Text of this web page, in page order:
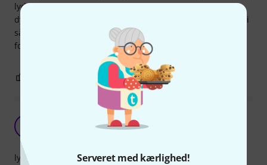
Serveret med kærlighed!
lyden er klar, sprød og lækker. Eneste anke er, at de er
dyrere, men det gør ikke noget, når lyden holder sig sprød i
så meget længere tid. Vi snakker år imellem strengeskift,
forudsat at strengen ikke knækker.
ANMELD BEDØMMELSE
Man kan kun blive tilfreds m. Elixir strenge
Anonym 23.04.2016
lyd